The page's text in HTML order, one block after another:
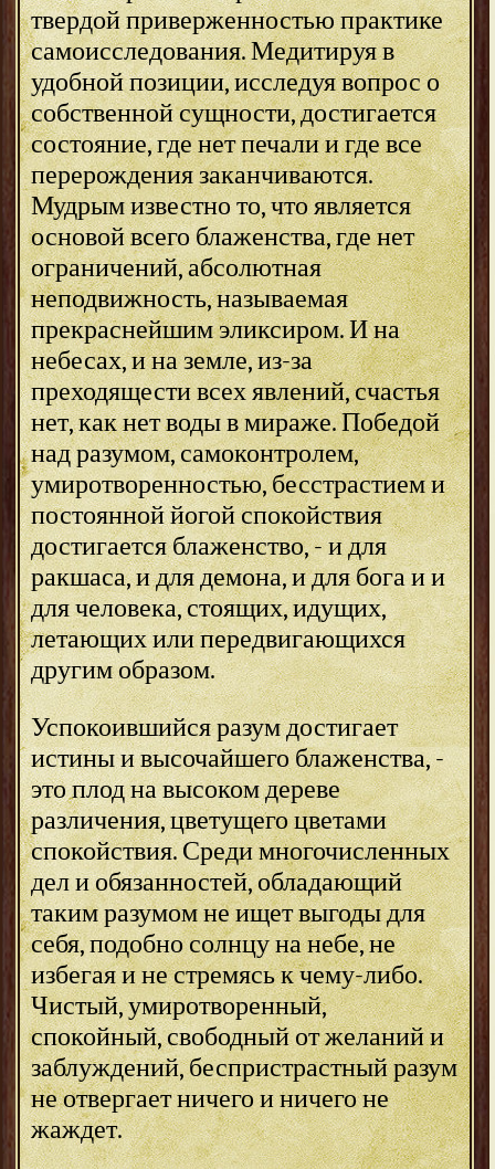
твердой приверженностью практике
самоисследования. Медитируя в
удобной позиции, исследуя вопрос о
собственной сущности, достигается
состояние, где нет печали и где все
перерождения заканчиваются.
Мудрым известно то, что является
основой всего блаженства, где нет
ограничений, абсолютная
неподвижность, называемая
прекраснейшим эликсиром. И на
небесах, и на земле, из-за
преходящести всех явлений, счастья
нет, как нет воды в мираже. Победой
над разумом, самоконтролем,
умиротворенностью, бесстрастием и
постоянной йогой спокойствия
достигается блаженство, - и для
ракшаса, и для демона, и для бога и и
для человека, стоящих, идущих,
летающих или передвигающихся
другим образом.
Успокоившийся разум достигает
истины и высочайшего блаженства, -
это плод на высоком дереве
различения, цветущего цветами
спокойствия. Среди многочисленных
дел и обязанностей, обладающий
таким разумом не ищет выгоды для
себя, подобно солнцу на небе, не
избегая и не стремясь к чему-либо.
Чистый, умиротворенный,
спокойный, свободный от желаний и
заблуждений, беспристрастный разум
не отвергает ничего и ничего не
жаждет.